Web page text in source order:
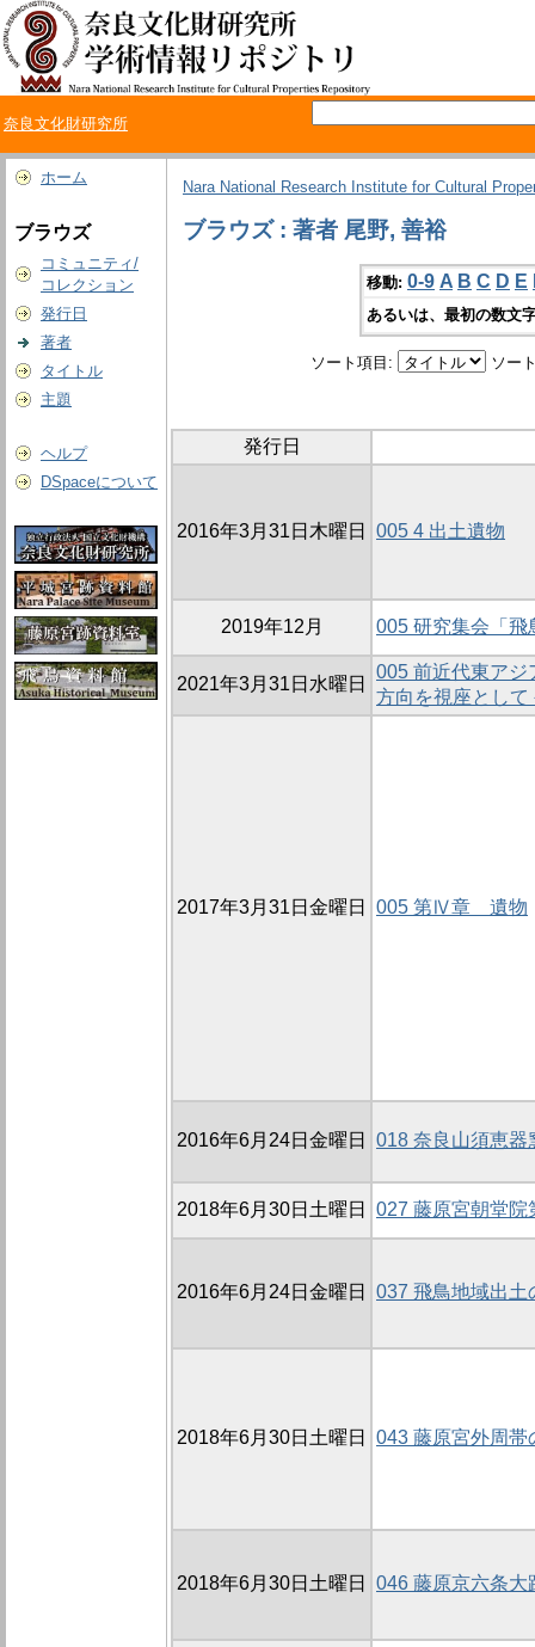
奈良文化財研究所
ホーム
ブラウズ
コミュニティ/
コレクション
発行日
著者
タイトル
主題
ヘルプ
DSpaceについて
Nara National Research Institute for Cultural
ブラウズ : 著者 尾野, 善裕
移動: 0-9 A B C D E
あるいは、最初の数文
ソート項目: ソー
発行日
2016年3月31日木曜日 005 4 出土遺物
2019年12月 005 研究集会「飛
2021年3月31日水曜日
005 前近代東アジ
方向を視座として
2017年3月31日金曜日 005 第Ⅳ章 遺物
2016年6月24日金曜日 018 奈良山須恵器
2018年6月30日土曜日 027 藤原宮朝堂院
2016年6月24日金曜日 037 飛鳥地域出土
2018年6月30日土曜日 043 藤原宮外周帯
2018年6月30日土曜日 046 藤原京六条大